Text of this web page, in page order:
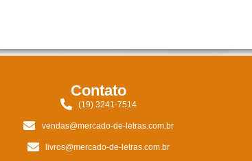
Contato
(19) 3241-7514
vendas@mercado-de-letras.com.br
livros@mercado-de-letras.com.br